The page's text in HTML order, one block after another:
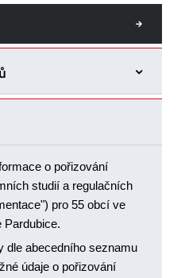
o pořizování
studií a regulačních
pro 55 obcí ve
dle abecedního seznamu
údaje o pořizování